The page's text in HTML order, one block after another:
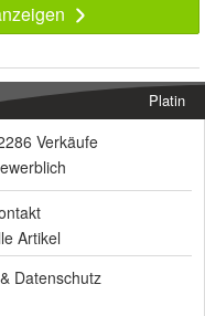
Platin
Verkäufe
Artikel
& Datenschutz